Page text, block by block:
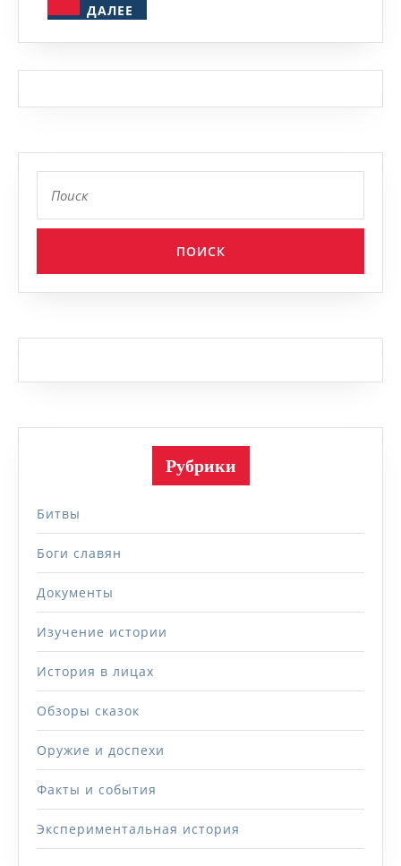
ДАЛЕЕ
Рубрики
Битвы
Боги славян
Документы
Изучение истории
История в лицах
Обзоры сказок
Оружие и доспехи
Факты и события
Экспериментальная история